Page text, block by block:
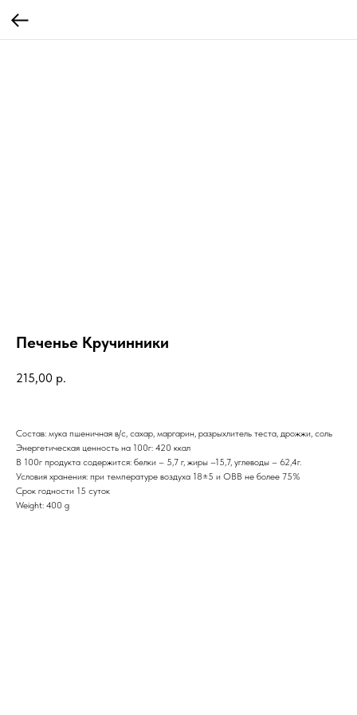
Печенье Кручинники
215,00 р.
Состав: мука пшеничная в/с, сахар, маргарин, разрыхлитель теста, дрожжи, соль
Энергетическая ценность на 100г: 420 ккал
В 100г продукта содержится: белки – 5,7 г, жиры –15,7, углеводы – 62,4г.
Условия хранения: при температуре воздуха 18±5 и ОВВ не более 75%
Срок годности 15 суток
Weight: 400 g